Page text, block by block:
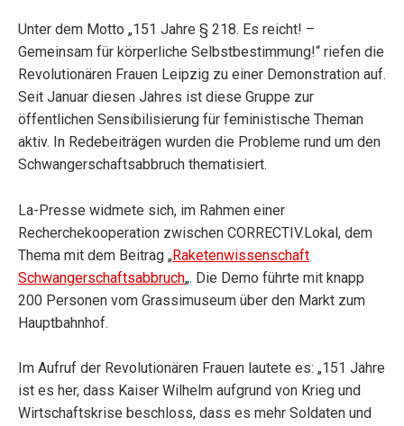
Unter dem Motto „151 Jahre § 218. Es reicht! –
Gemeinsam für körperliche Selbstbestimmung!“ riefen die
Revolutionären Frauen Leipzig zu einer Demonstration auf.
Seit Januar diesen Jahres ist diese Gruppe zur
öffentlichen Sensibilisierung für feministische Theman
aktiv. In Redebeiträgen wurden die Probleme rund um den
Schwangerschaftsabbruch thematisiert.
La-Presse widmete sich, im Rahmen einer
Recherchekooperation zwischen CORRECTIV.Lokal, dem
Thema mit dem Beitrag „Raketenwissenschaft
Schwangerschaftsabbruch„. Die Demo führte mit knapp
200 Personen vom Grassimuseum über den Markt zum
Hauptbahnhof.
Im Aufruf der Revolutionären Frauen lautete es: „151 Jahre
ist es her, dass Kaiser Wilhelm aufgrund von Krieg und
Wirtschaftskrise beschloss, dass es mehr Soldaten und